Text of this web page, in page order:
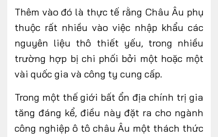
Thêm vào đó là thực tế rằng Châu Âu phụ
thuộc rất nhiều vào việc nhập khẩu các
nguyên liệu thô thiết yếu, trong nhiều
trường hợp bị chi phối bởi một hoặc một
vài quốc gia và công ty cung cấp.
Trong một thế giới bất ổn địa chính trị gia
tăng đáng kể, điều này đặt ra cho ngành
công nghiệp ô tô châu Âu một thách thức